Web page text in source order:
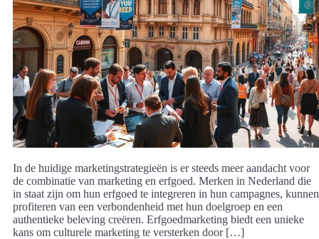
In de huidige marketingstrategieën is er steeds meer aandacht voor
de combinatie van marketing en erfgoed. Merken in Nederland die
in staat zijn om hun erfgoed te integreren in hun campagnes, kunnen
profiteren van een verbondenheid met hun doelgroep en een
authentieke beleving creëren. Erfgoedmarketing biedt een unieke
kans om culturele marketing te versterken door […]